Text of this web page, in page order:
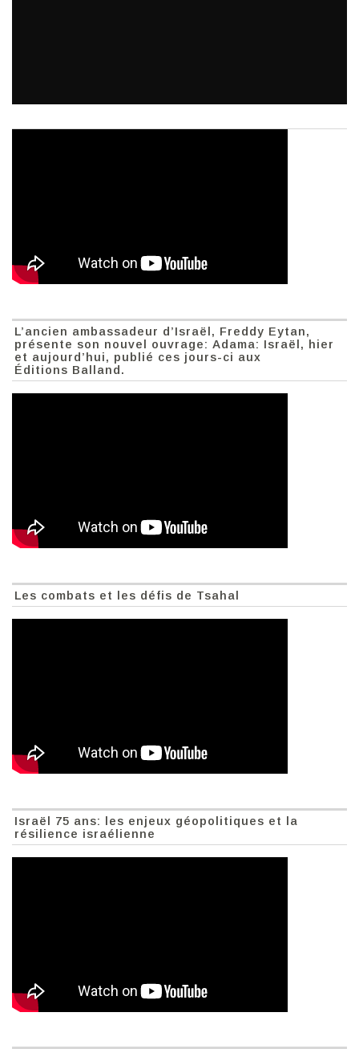
L’ancien ambassadeur d’Israël, Freddy Eytan,
présente son nouvel ouvrage: Adama: Israël, hier
et aujourd’hui, publié ces jours-ci aux
Éditions Balland.
Les combats et les défis de Tsahal
Israël 75 ans: les enjeux géopolitiques et la
résilience israélienne